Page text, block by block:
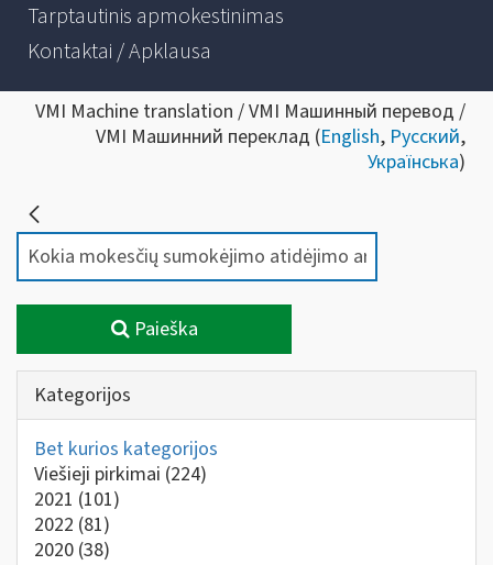
Tarptautinis apmokestinimas
Kontaktai / Apklausa
VMI Machine translation / VMI Машинный перевод /
VMI Машинний переклад (English, Русский,
Українська)
Paieška
Kategorijos
Bet kurios kategorijos
Viešieji pirkimai (224)
2021 (101)
2022 (81)
2020 (38)